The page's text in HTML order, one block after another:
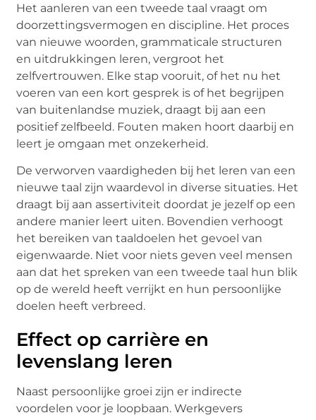
Het aanleren van een tweede taal vraagt om
doorzettingsvermogen en discipline. Het proces
van nieuwe woorden, grammaticale structuren
en uitdrukkingen leren, vergroot het
zelfvertrouwen. Elke stap vooruit, of het nu het
voeren van een kort gesprek is of het begrijpen
van buitenlandse muziek, draagt bij aan een
positief zelfbeeld. Fouten maken hoort daarbij en
leert je omgaan met onzekerheid.
De verworven vaardigheden bij het leren van een
nieuwe taal zijn waardevol in diverse situaties. Het
draagt bij aan assertiviteit doordat je jezelf op een
andere manier leert uiten. Bovendien verhoogt
het bereiken van taaldoelen het gevoel van
eigenwaarde. Niet voor niets geven veel mensen
aan dat het spreken van een tweede taal hun blik
op de wereld heeft verrijkt en hun persoonlijke
doelen heeft verbreed.
Effect op carrière en
levenslang leren
Naast persoonlijke groei zijn er indirecte
voordelen voor je loopbaan. Werkgevers